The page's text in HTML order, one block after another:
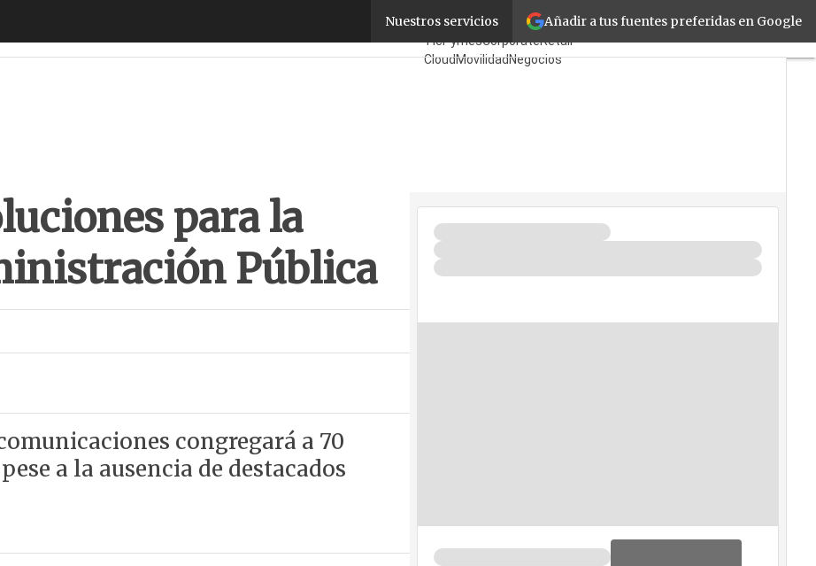
Añadir a tus fuentes preferidas en Google
Nuestros servicios
para la empresa y la Administración PúblicaFabricantesMayoristas
TicPymesCorporateRetail
CloudMovilidadNegocios
para la
Pública
congregará a 70
a la ausencia de destacados